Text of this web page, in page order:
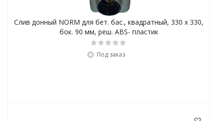
Слив донный NORM для бет. бас., квадратный, 330 x 330,
бок. 90 мм, реш. ABS- пластик
Под заказ